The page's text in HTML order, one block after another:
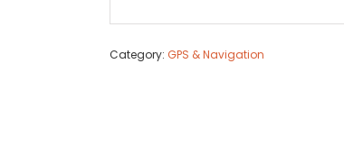
Category: GPS & Navigation